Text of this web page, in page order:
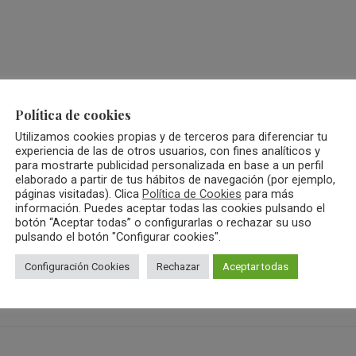
de vanguardia que va más allá de los estándares
personalizados para el cuidado más avanzado de la piel.
Política de cookies
Utilizamos cookies propias y de terceros para diferenciar tu
experiencia de las de otros usuarios, con fines analíticos y
para mostrarte publicidad personalizada en base a un perfil
elaborado a partir de tus hábitos de navegación (por ejemplo,
páginas visitadas). Clica Política de Cookies para más
información. Puedes aceptar todas las cookies pulsando el
botón “Aceptar todas” o configurarlas o rechazar su uso
pulsando el botón "Configurar cookies".
Configuración Cookies Rechazar Aceptar todas